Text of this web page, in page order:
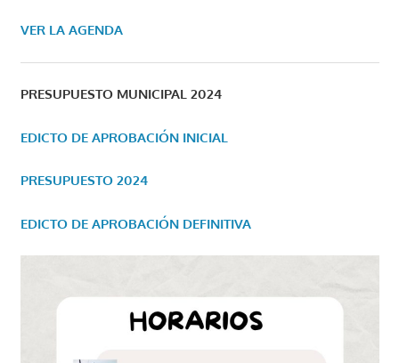
VER LA AGENDA
PRESUPUESTO MUNICIPAL 2024
EDICTO DE APROBACIÓN INICIAL
PRESUPUESTO 2024
EDICTO DE APROBACIÓN DEFINITIVA